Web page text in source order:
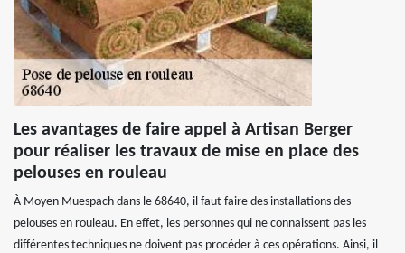
Les avantages de faire appel à Artisan Berger
pour réaliser les travaux de mise en place des
pelouses en rouleau
À Moyen Muespach dans le 68640, il faut faire des installations des
pelouses en rouleau. En effet, les personnes qui ne connaissent pas les
différentes techniques ne doivent pas procéder à ces opérations. Ainsi, il